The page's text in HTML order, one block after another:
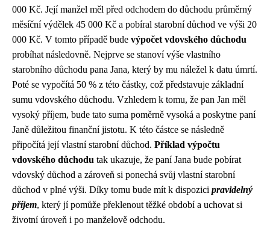
000 Kč. Její manžel měl před odchodem do důchodu průměrný
měsíční výdělek 45 000 Kč a pobíral starobní důchod ve výši 20
000 Kč. V tomto případě bude výpočet vdovského důchodu
probíhat následovně. Nejprve se stanoví výše vlastního
starobního důchodu pana Jana, který by mu náležel k datu úmrtí.
Poté se vypočítá 50 % z této částky, což představuje základní
sumu vdovského důchodu. Vzhledem k tomu, že pan Jan měl
vysoký příjem, bude tato suma poměrně vysoká a poskytne paní
Janě důležitou finanční jistotu. K této částce se následně
připočítá její vlastní starobní důchod. Příklad výpočtu
vdovského důchodu tak ukazuje, že paní Jana bude pobírat
vdovský důchod a zároveň si ponechá svůj vlastní starobní
důchod v plné výši. Díky tomu bude mít k dispozici pravidelný
příjem, který jí pomůže překlenout těžké období a uchovat si
životní úroveň i po manželově odchodu.